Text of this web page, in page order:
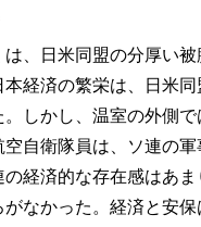
、日米同盟の分厚い
経済の繁栄は、日米
しかし、温室の外側
自衛隊員は、ソ連の
経済的な存在感はあ
なかった。経済と安